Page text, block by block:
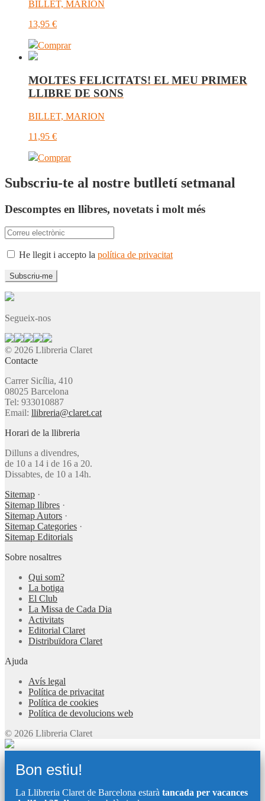
BILLET, MARION
13,95 €
Comprar
MOLTES FELICITATS! EL MEU PRIMER
LLIBRE DE SONS
BILLET, MARION
11,95 €
Comprar
Subscriu-te al nostre butlletí setmanal
Descomptes en llibres, novetats i molt més
He llegit i accepto la política de privacitat
Segueix-nos
© 2026 Llibreria Claret
Contacte
Carrer Sicília, 410
08025 Barcelona
Tel: 933010887
Email: llibreria@claret.cat
Horari de la llibreria
Dilluns a divendres,
de 10 a 14 i de 16 a 20.
Dissabtes, de 10 a 14h.
Sitemap ·
Sitemap llibres ·
Sitemap Autors ·
Sitemap Categories ·
Sitemap Editorials
Sobre nosaltres
Qui som?
La botiga
El Club
La Missa de Cada Dia
Activitats
Editorial Claret
Distribuïdora Claret
Ajuda
Avís legal
Política de privacitat
Política de cookies
Política de devolucions web
© 2026 Llibreria Claret
Bon estiu!
La Llibreria Claret de Barcelona estarà tancada per vacances